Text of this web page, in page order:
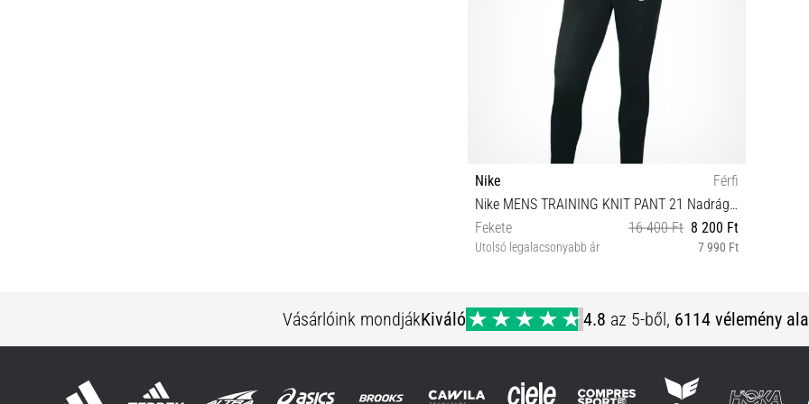
Nike
Férfi
Nike MENS TRAINING KNIT PANT 21 Nadrágok
Fekete
16 400 Ft 8 200 Ft
Utolsó legalacsonyabb ár 7 990 Ft
Vásárlóink mondjákKiváló 4.8 az 5-ből, 6114 vélemény